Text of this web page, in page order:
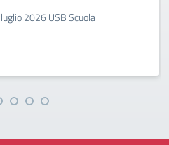
2026 USB Scuola